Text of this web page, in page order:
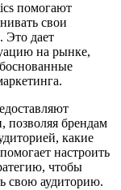
помогают
свои
Это дает
на рынке,
позволяя брендам
какие
настроить
чтобы
свою аудиторию.